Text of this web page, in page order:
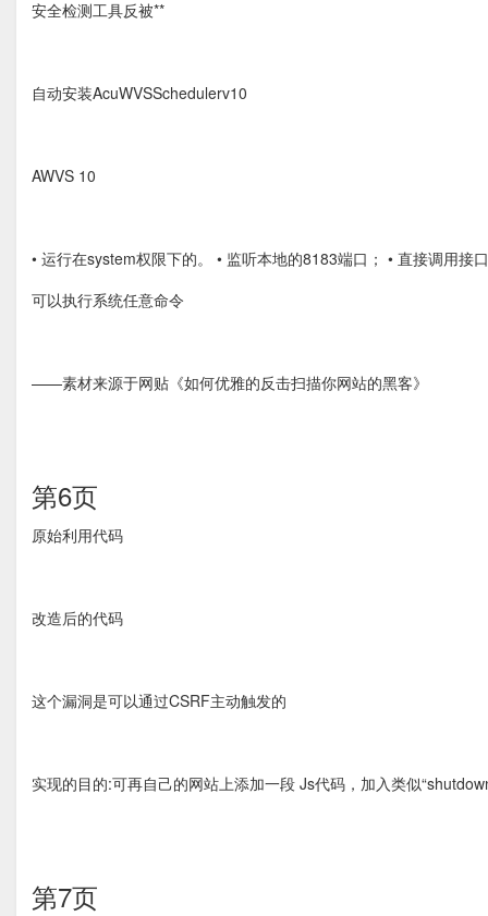
安全检测工具反被**
自动安装AcuWVSSchedulerv10
AWVS 10
• 运行在system权限下的。 • 监听本地的8183端口； • 直接调用
可以执行系统任意命令
——素材来源于网贴《如何优雅的反击扫描你网站的黑客》
第6页
原始利用代码
改造后的代码
这个漏洞是可以通过CSRF主动触发的
实现的目的:可再自己的网站上添加一段 Js代码，加入类似
第7页